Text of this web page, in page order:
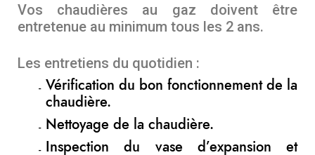
Vos chaudières au gaz doivent être
entretenue au minimum tous les 2 ans.
Les entretiens du quotidien :
Vérification du bon fonctionnement de la
chaudière.
Nettoyage de la chaudière.
Inspection du vase d’expansion et